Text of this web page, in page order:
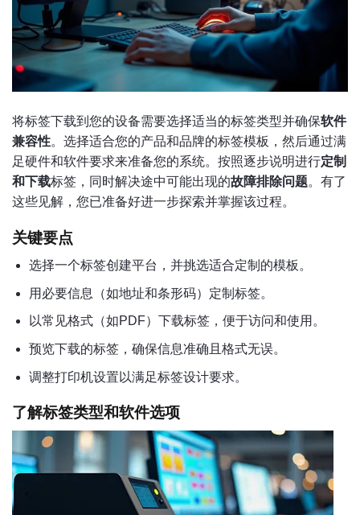
将标签下载到您的设备需要选择适当的标签类型并确保软件
兼容性。选择适合您的产品和品牌的标签模板，然后通过满
足硬件和软件要求来准备您的系统。按照逐步说明进行定制
和下载标签，同时解决途中可能出现的故障排除问题。有了
这些见解，您已准备好进一步探索并掌握该过程。
关键要点
选择一个标签创建平台，并挑选适合定制的模板。
用必要信息（如地址和条形码）定制标签。
以常见格式（如PDF）下载标签，便于访问和使用。
预览下载的标签，确保信息准确且格式无误。
调整打印机设置以满足标签设计要求。
了解标签类型和软件选项